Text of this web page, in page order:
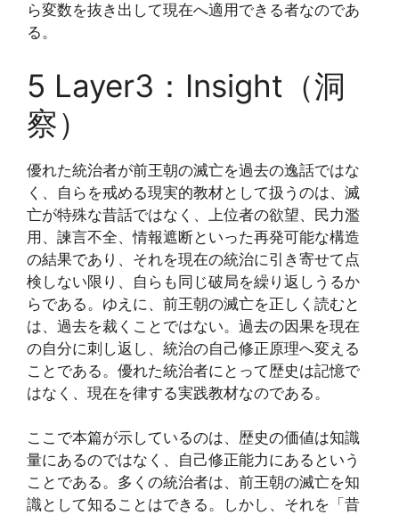
ら変数を抜き出して現在へ適用できる者なのであ
る。
5 Layer3：Insight（洞
察）
優れた統治者が前王朝の滅亡を過去の逸話ではな
く、自らを戒める現実的教材として扱うのは、滅
亡が特殊な昔話ではなく、上位者の欲望、民力濫
用、諫言不全、情報遮断といった再発可能な構造
の結果であり、それを現在の統治に引き寄せて点
検しない限り、自らも同じ破局を繰り返しうるか
らである。ゆえに、前王朝の滅亡を正しく読むと
は、過去を裁くことではない。過去の因果を現在
の自分に刺し返し、統治の自己修正原理へ変える
ことである。優れた統治者にとって歴史は記憶で
はなく、現在を律する実践教材なのである。
ここで本篇が示しているのは、歴史の価値は知識
量にあるのではなく、自己修正能力にあるという
ことである。多くの統治者は、前王朝の滅亡を知
識として知ることはできる。しかし、それを「昔